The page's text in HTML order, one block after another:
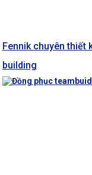
Fennik chuyên thiết
building